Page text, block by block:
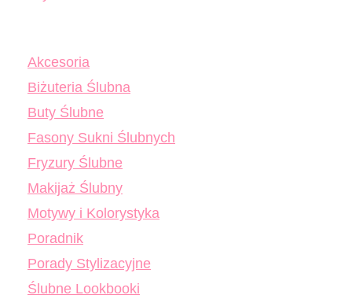
Akcesoria
Biżuteria Ślubna
Buty Ślubne
Fasony Sukni Ślubnych
Fryzury Ślubne
Makijaż Ślubny
Motywy i Kolorystyka
Poradnik
Porady Stylizacyjne
Ślubne Lookbooki